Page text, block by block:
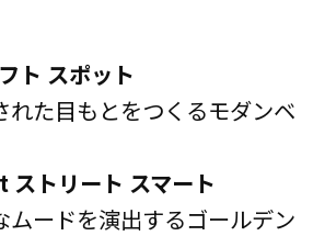
ト スポット
れた目もとをつくるモダンベ
トリート スマート
ムードを演出するゴールデン